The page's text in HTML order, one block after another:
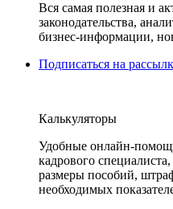
Вся самая полезная и
законодательства,
бизнес-информации,
Подписаться на
Калькуляторы
Удобные онлайн-
кадрового
размеры пособий,
необходимых